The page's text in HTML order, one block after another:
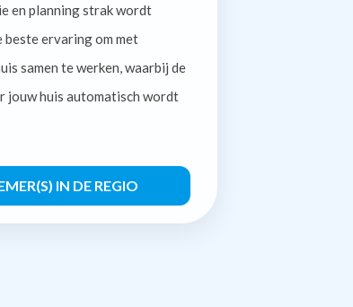
en planning strak wordt
beste ervaring om met
samen te werken, waarbij de
jouw huis automatisch wordt
IN DE REGIO